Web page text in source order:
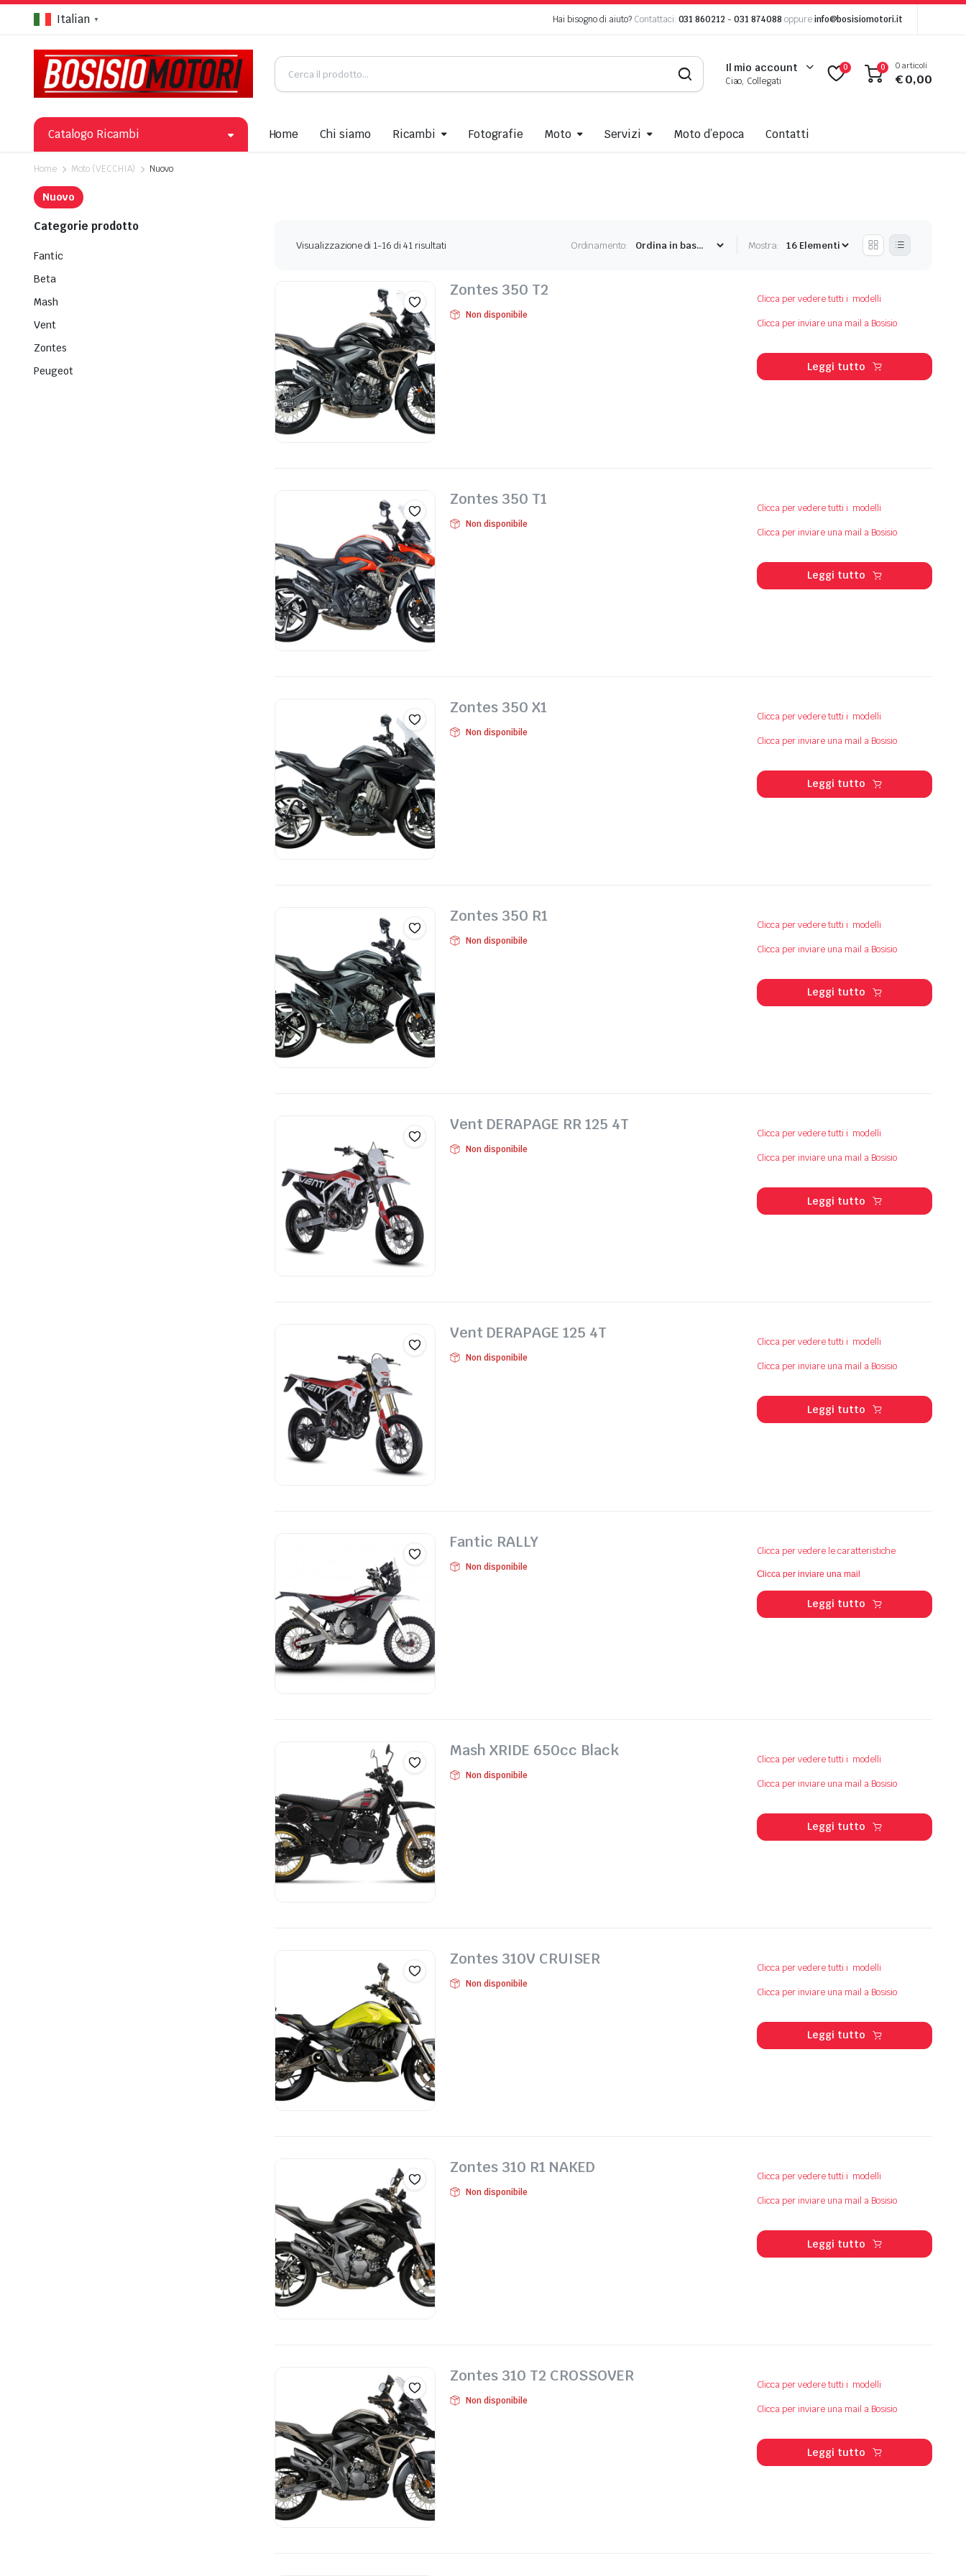
Italian ▼ Hai bisogno di aiuto? Contattaci: 031 860212-031 874088oppure info@bosisiomotori.it
Il mio account
Ciao, Collegati
0 0 0 articoli
€0,00
Catalogo Ricambi Home Chi siamo Ricambi Fotografie Moto Servizi Moto d’epoca Contatti
Home Moto (VECCHIA) Nuovo
Nuovo
Visualizzazione di 1-16 di 41 risultatiOrdina
al
recente
Ordinamento: Mostra:
Zontes 350 T2
Non disponibile
Clicca per vedere tutti i modelli
Clicca per inviare una mail a Bosisio
Leggi tutto
Zontes 350 T1
Non disponibile
Clicca per vedere tutti i modelli
Clicca per inviare una mail a Bosisio
Leggi tutto
Zontes 350 X1
Non disponibile
Clicca per vedere tutti i modelli
Clicca per inviare una mail a Bosisio
Leggi tutto
Zontes 350 R1
Non disponibile
Clicca per vedere tutti i modelli
Clicca per inviare una mail a Bosisio
Leggi tutto
Vent DERAPAGE RR 125 4T
Non disponibile
Clicca per vedere tutti i modelli
Clicca per inviare una mail a Bosisio
Leggi tutto
Vent DERAPAGE 125 4T
Non disponibile
Clicca per vedere tutti i modelli
Clicca per inviare una mail a Bosisio
Leggi tutto
Fantic RALLY
Non disponibile
Clicca per vedere le caratteristiche
Clicca per inviare una mail
Leggi tutto
Mash XRIDE 650cc Black
Non disponibile
Clicca per vedere tutti i modelli
Clicca per inviare una mail a Bosisio
Leggi tutto
Zontes 310V CRUISER
Non disponibile
Clicca per vedere tutti i modelli
Clicca per inviare una mail a Bosisio
Leggi tutto
Zontes 310 R1 NAKED
Non disponibile
Clicca per vedere tutti i modelli
Clicca per inviare una mail a Bosisio
Leggi tutto
Zontes 310 T2 CROSSOVER
Non disponibile
Clicca per vedere tutti i modelli
Clicca per inviare una mail a Bosisio
Leggi tutto
Categorie prodotto
Fantic
Beta
Mash
Vent
Zontes
Peugeot